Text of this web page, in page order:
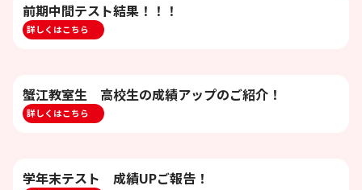
前期中間テスト結果！！！
詳しくはこちら
蟹江教室生 高校生の成績アップのご紹介！
詳しくはこちら
学年末テスト 成績UPご報告！